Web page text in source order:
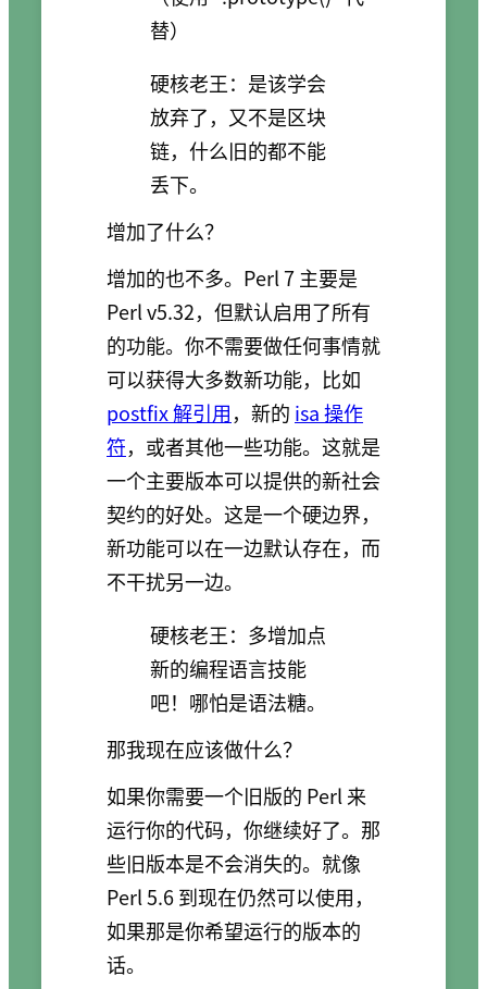
替）
硬核老王：是该学会
放弃了，又不是区块
链，什么旧的都不能
丢下。
增加了什么？
增加的也不多。Perl 7 主要是
Perl v5.32，但默认启用了所有
的功能。你不需要做任何事情就
可以获得大多数新功能，比如
postfix 解引用，新的 isa 操作
符，或者其他一些功能。这就是
一个主要版本可以提供的新社会
契约的好处。这是一个硬边界，
新功能可以在一边默认存在，而
不干扰另一边。
硬核老王：多增加点
新的编程语言技能
吧！哪怕是语法糖。
那我现在应该做什么？
如果你需要一个旧版的 Perl 来
运行你的代码，你继续好了。那
些旧版本是不会消失的。就像
Perl 5.6 到现在仍然可以使用，
如果那是你希望运行的版本的
话。